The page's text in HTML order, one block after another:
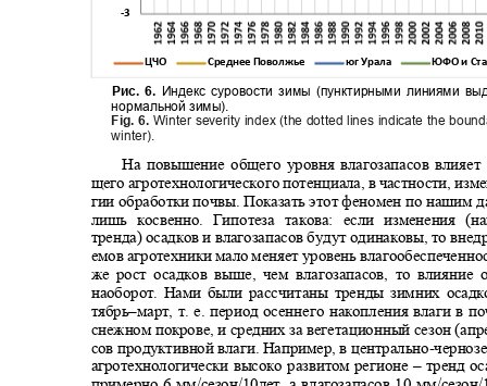
-3
ЦЧО Среднее Поволжье юг Урала ЮФО и
Рис. 6. Индекс суровости зимы (пунктирными линиями
нормальной зимы).
Fig. 6.Winter severity index (the dotted lines indicate the
winter).
На повышение общего уровня влагозапасов
щего агротехнологического потенциала, в частности,
гии обработки почвы. Показать этот феномен по
лишь косвенно. Гипотеза такова: если изменения
тренда) осадков и влагозапасов будут одинаковы, то
емов агротехники мало меняет уровень
же рост осадков выше, чем влагозапасов, то влияние
наоборот. Нами были рассчитаны тренды зимних
тябрь–март, т. е. период осеннего накопления влаги в
снежном покрове, и средних за вегетационный сезон
сов продуктивной влаги. Например, в центрально-
агротехнологически высоко развитом регионе ‒ тренд